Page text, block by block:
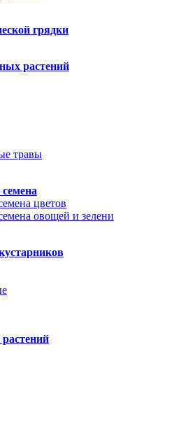
грядки
растений
травы
цветов
овощей и зелени